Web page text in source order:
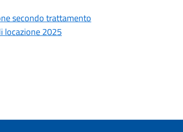
secondo trattamento
locazione 2025